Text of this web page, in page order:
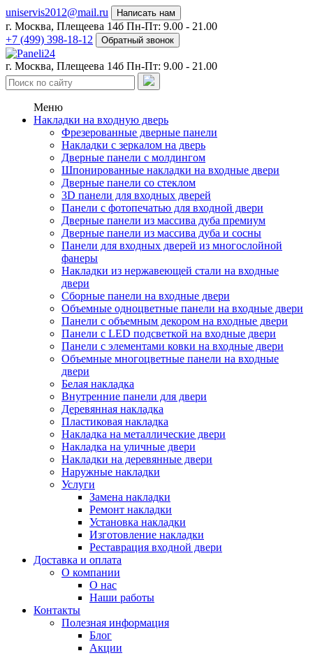
uniservis2012@mail.ru Написать нам
г. Москва, Плещеева 14б Пн-Пт: 9.00 - 21.00
+7 (499) 398-18-12
Обратный звонок
г. Москва, Плещеева 14б Пн-Пт: 9.00 - 21.00
Меню
Накладки на входную дверь
Фрезерованные дверные панели
Накладки с зеркалом на дверь
Дверные панели с молдингом
Шпонированные накладки на входные двери
Дверные панели со стеклом
3D панели для входных дверей
Панели с фотопечатью для входной двери
Дверные панели из массива дуба премиум
Дверные панели из массива дуба и сосны
Панели для входных дверей из многослойной
фанеры
Накладки из нержавеющей стали на входные
двери
Сборные панели на входные двери
Объемные одноцветные панели на входные двери
Панели с объемным декором на входные двери
Панели с LED подсветкой на входные двери
Панели с элементами ковки на входные двери
Объемные многоцветные панели на входные
двери
Белая накладка
Внутренние панели для двери
Деревянная накладка
Пластиковая накладка
Накладка на металлические двери
Накладка на уличные двери
Накладки на деревянные двери
Наружные накладки
Услуги
Замена накладки
Ремонт накладки
Установка накладки
Изготовление накладки
Реставрация входной двери
Доставка и оплата
О компании
О нас
Наши работы
Контакты
Полезная информация
Блог
Акции